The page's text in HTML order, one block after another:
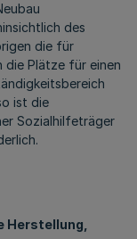
des
die für
die Plätze für einen
ist die
Sozialhilfeträger
Herstellung,